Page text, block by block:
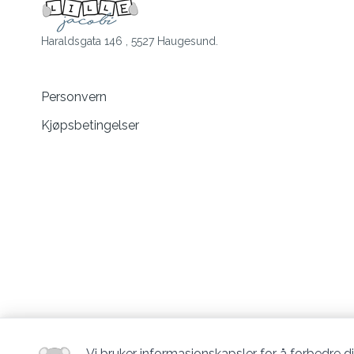
Haraldsgata 146 , 5527 Haugesund.
Personvern
Kjøpsbetingelser